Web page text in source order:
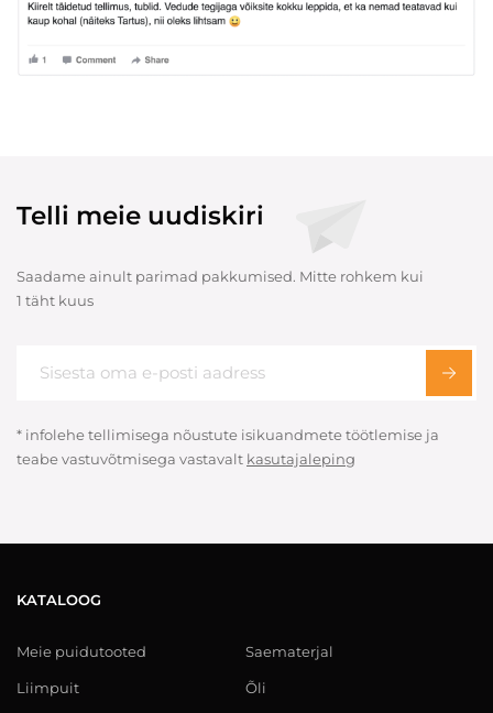
Telli meie uudiskiri
Saadame ainult parimad pakkumised. Mitte rohkem kui
1 täht kuus
* infolehe tellimisega nõustute isikuandmete töötlemise ja
teabe vastuvõtmisega vastavalt kasutajaleping
KATALOOG
Meie puidutooted
Liimpuit
Saematerjal
Õli